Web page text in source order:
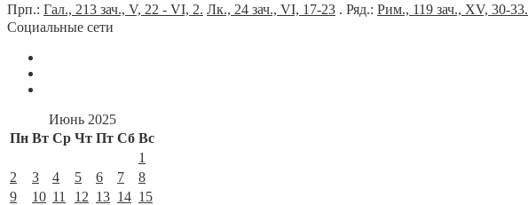
Прп.: Гал., 213 зач., V, 22 - VI, 2. Лк., 24 зач., VI, 17-23 . Ряд.: Рим., 119 зач., XV, 30-33.
Социальные сети
Июнь 2025
Пн Вт Ср Чт Пт Сб Вс
1
2
3 4 5 6 7
8
9
10 11 12 13 14 15